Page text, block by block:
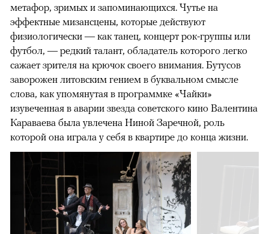
метафор, зримых и запоминающихся. Чутье на
эффектные мизансцены, которые действуют
физиологически — как танец, концерт рок-группы или
футбол, — редкий талант, обладатель которого легко
сажает зрителя на крючок своего внимания. Бутусов
заворожен литовским гением в буквальном смысле
слова, как упомянутая в программке «Чайки»
изувеченная в аварии звезда советского кино Валентина
Караваева была увлечена Ниной Заречной, роль
которой она играла у себя в квартире до конца жизни.